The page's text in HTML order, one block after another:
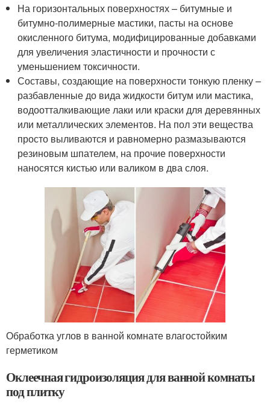
На горизонтальных поверхностях – битумные и
битумно-полимерные мастики, пасты на основе
окисленного битума, модифицированные добавками
для увеличения эластичности и прочности с
уменьшением токсичности.
Составы, создающие на поверхности тонкую пленку –
разбавленные до вида жидкости битум или мастика,
водоотталкивающие лаки или краски для деревянных
или металлических элементов. На пол эти вещества
просто выливаются и равномерно размазываются
резиновым шпателем, на прочие поверхности
наносятся кистью или валиком в два слоя.
Обработка углов в ванной комнате влагостойким
герметиком
Оклеечная гидроизоляция для ванной комнаты
под плитку